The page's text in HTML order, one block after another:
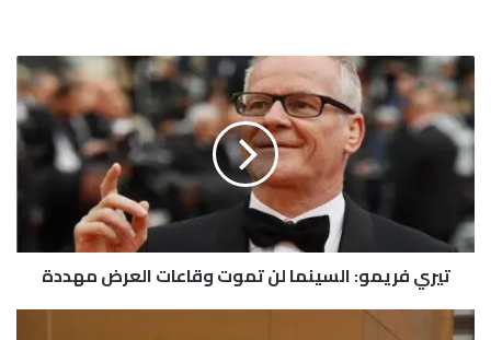
ت
ي
ر
ي
ف
ر
ي
م
و
ل
تيري فريمو: السينما لن تموت وقاعات العرض مهددة
ك